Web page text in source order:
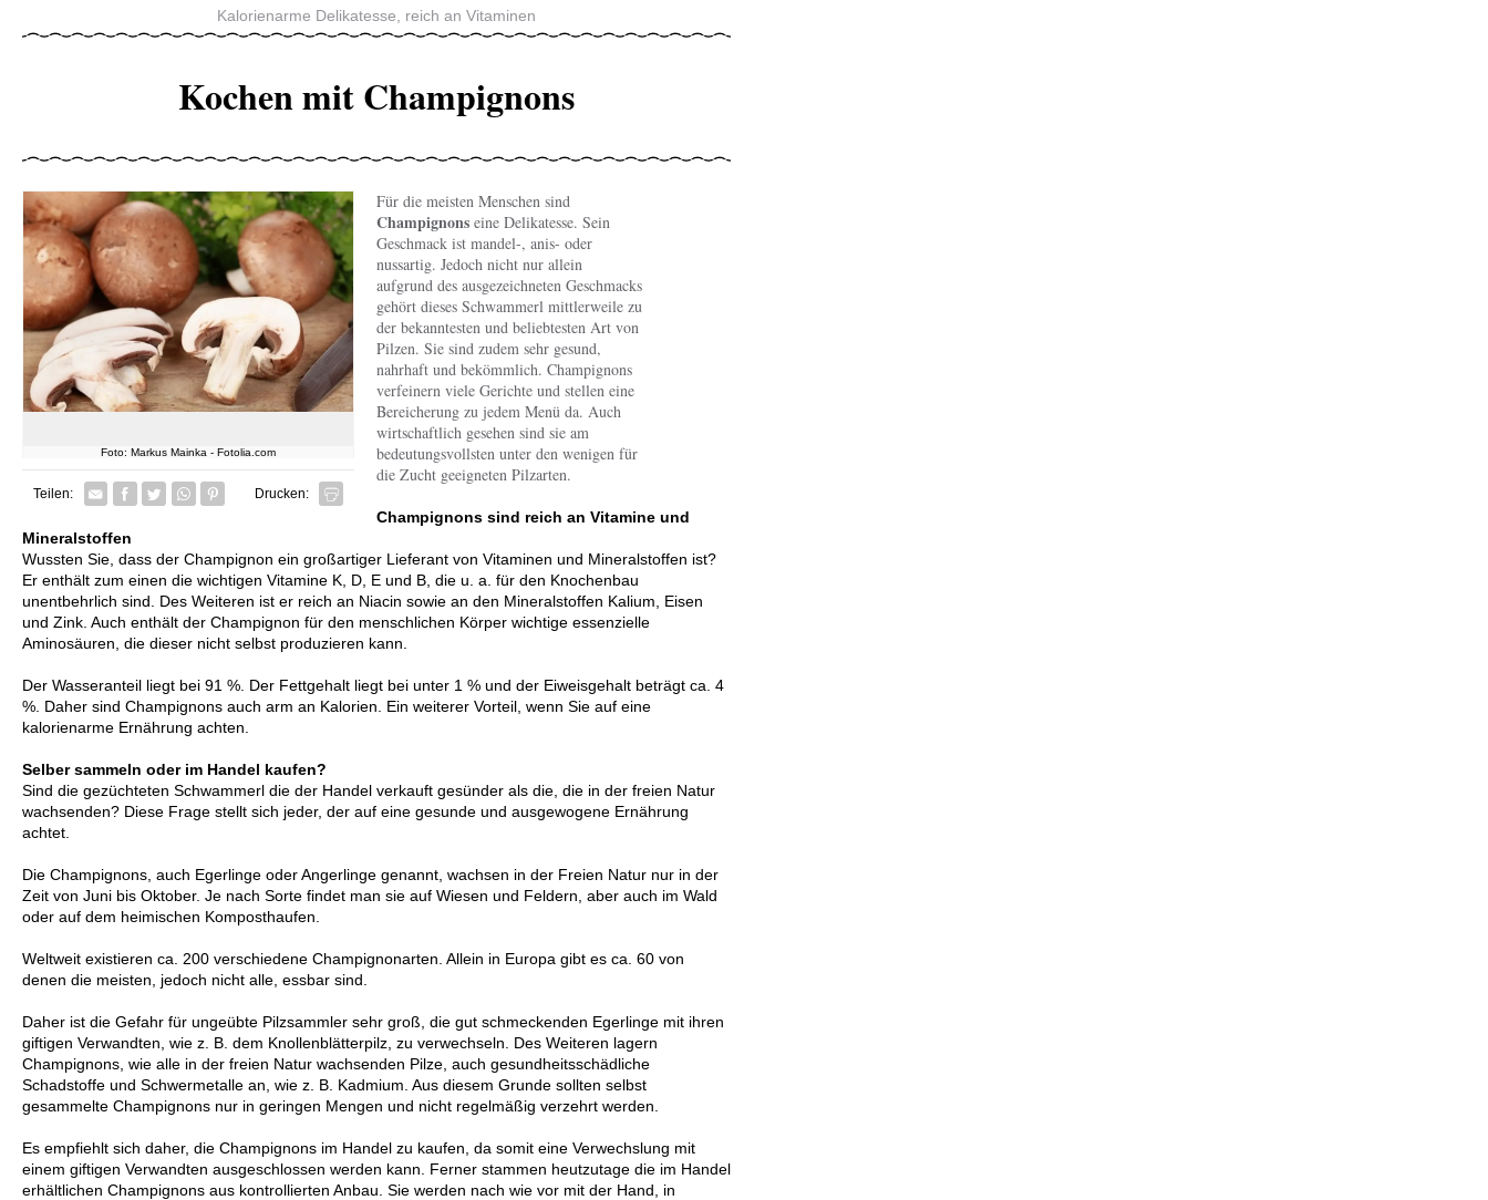
Kalorienarme Delikatesse, reich an Vitaminen
Kochen mit Champignons
Foto: Markus Mainka - Fotolia.com
Teilen: Facebook
TwitterWhatsapp senden
Pin it Drucken:
Für die meisten Menschen sind
Champignons eine Delikatesse. Sein
Geschmack ist mandel-, anis- oder
nussartig. Jedoch nicht nur allein
aufgrund des ausgezeichneten Geschmacks
gehört dieses Schwammerl mittlerweile zu
der bekanntesten und beliebtesten Art von
Pilzen. Sie sind zudem sehr gesund,
nahrhaft und bekömmlich. Champignons
verfeinern viele Gerichte und stellen eine
Bereicherung zu jedem Menü da. Auch
wirtschaftlich gesehen sind sie am
bedeutungsvollsten unter den wenigen für
die Zucht geeigneten Pilzarten.
Champignons sind reich an Vitamine und
Mineralstoffen
Wussten Sie, dass der Champignon ein großartiger Lieferant von Vitaminen und Mineralstoffen ist?
Er enthält zum einen die wichtigen Vitamine K, D, E und B, die u. a. für den Knochenbau
unentbehrlich sind. Des Weiteren ist er reich an Niacin sowie an den Mineralstoffen Kalium, Eisen
und Zink. Auch enthält der Champignon für den menschlichen Körper wichtige essenzielle
Aminosäuren, die dieser nicht selbst produzieren kann.
Der Wasseranteil liegt bei 91 %. Der Fettgehalt liegt bei unter 1 % und der Eiweisgehalt beträgt ca. 4
%. Daher sind Champignons auch arm an Kalorien. Ein weiterer Vorteil, wenn Sie auf eine
kalorienarme Ernährung achten.
Selber sammeln oder im Handel kaufen?
Sind die gezüchteten Schwammerl die der Handel verkauft gesünder als die, die in der freien Natur
wachsenden? Diese Frage stellt sich jeder, der auf eine gesunde und ausgewogene Ernährung
achtet.
Die Champignons, auch Egerlinge oder Angerlinge genannt, wachsen in der Freien Natur nur in der
Zeit von Juni bis Oktober. Je nach Sorte findet man sie auf Wiesen und Feldern, aber auch im Wald
oder auf dem heimischen Komposthaufen.
Weltweit existieren ca. 200 verschiedene Champignonarten. Allein in Europa gibt es ca. 60 von
denen die meisten, jedoch nicht alle, essbar sind.
Daher ist die Gefahr für ungeübte Pilzsammler sehr groß, die gut schmeckenden Egerlinge mit ihren
giftigen Verwandten, wie z. B. dem Knollenblätterpilz, zu verwechseln. Des Weiteren lagern
Champignons, wie alle in der freien Natur wachsenden Pilze, auch gesundheitsschädliche
Schadstoffe und Schwermetalle an, wie z. B. Kadmium. Aus diesem Grunde sollten selbst
gesammelte Champignons nur in geringen Mengen und nicht regelmäßig verzehrt werden.
Es empfiehlt sich daher, die Champignons im Handel zu kaufen, da somit eine Verwechslung mit
einem giftigen Verwandten ausgeschlossen werden kann. Ferner stammen heutzutage die im Handel
erhältlichen Champignons aus kontrollierten Anbau. Sie werden nach wie vor mit der Hand, in